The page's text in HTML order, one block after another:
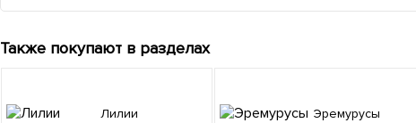
Также покупают в разделах
Лилии Эремурусы